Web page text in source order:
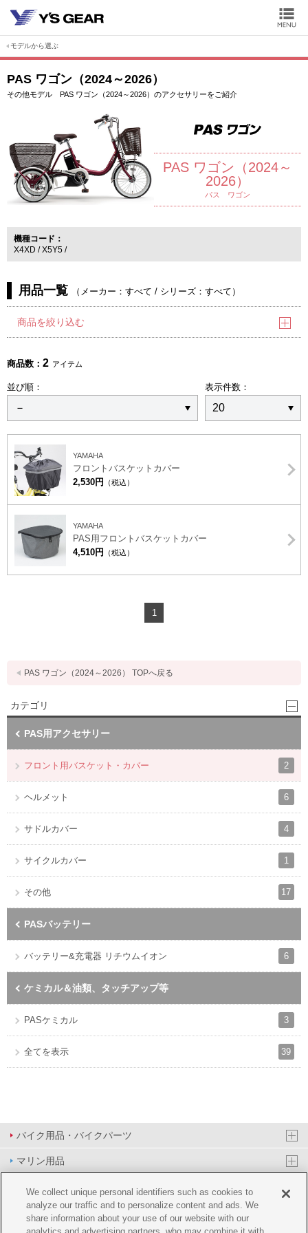
モデルから選ぶ
PAS ワゴン（2024～2026）
その他モデル PAS ワゴン（2024～2026）のアクセサリーをご紹介
PAS ワゴン（2024～
2026）
パス ワゴン
機種コード
X4XD
X5Y5
用品一覧 （ メーカー：すべて / シリーズ：すべて ）
商品を絞り込む
商品数： 2 アイテム
並び順： 表示件数：
YAMAHA
フロントバスケットカバー
2,530円
（税込）
YAMAHA
PAS用フロントバスケットカバー
4,510円
（税込）
1
PAS ワゴン（2024～2026） TOPへ戻る
カテゴリ
PAS用アクセサリー
フロント用バスケット・カバー 2
ヘルメット 6
サドルカバー 4
サイクルカバー 1
その他 17
PASバッテリー
バッテリー&充電器 リチウムイオン 6
ケミカル＆油類、タッチアップ等
PASケミカル 3
全てを表示 39
バイク用品・バイクパーツ
マリン用品
PAS/YPJ用品
その他用品
We collect unique personal identifiers such as cookies to
analyze our traffic and to personalize content and ads. We
share information about your use of our website with our